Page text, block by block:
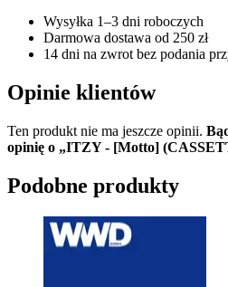
Wysyłka 1–3 dni roboczych
Darmowa dostawa od 250 zł
14 dni na zwrot bez podania
Opinie klientów
Ten produkt nie ma jeszcze opinii.
opinię o „ITZY - [Motto]
Podobne produkty